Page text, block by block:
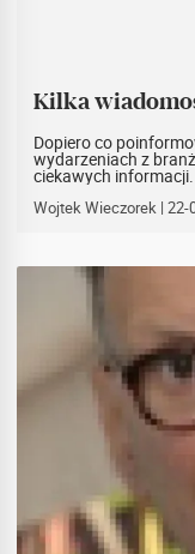
Kilka
Dopiero co
wydarzeniach z
ciekawych
najnowszych
Wojtek Wieczorek | 22-